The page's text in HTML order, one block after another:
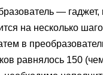
—
на несколько
в
равнялось 150